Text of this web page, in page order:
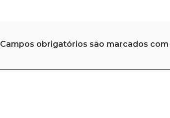
Campos obrigatórios são marcados com